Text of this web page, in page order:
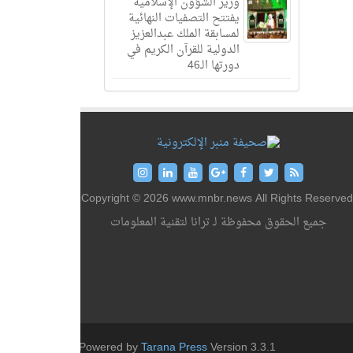
يفتتح التصفيات النهائية
لمسابقة الملك عبدالعزيز
الدولية للقرآن الكريم في
دورتها الـ46
Copyright © 2026 www.mnbr.news All Rights
جميع الحقوق محفوظة لـ ترانا لتقنية المعلومات
Powered byTarana PressVersion 3.3.1